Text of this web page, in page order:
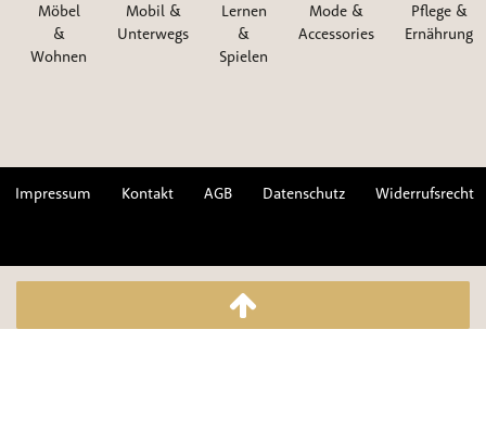
Möbel
&
Wohnen
Mobil &
Unterwegs
Lernen
&
Spielen
Mode &
Accessories
Pflege &
Ernährung
Impressum Kontakt AGB Datenschutz Widerrufsrecht